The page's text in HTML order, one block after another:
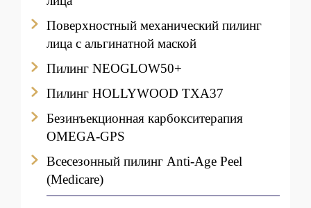
Поверхностный механический пилинг
лица с альгинатной маской
Пилинг NEOGLOW50+
Пилинг HOLLYWOOD TXA37
Безинъекционная карбокситерапия
OMEGA-GPS
Всесезонный пилинг Anti-Age Peel
(Medicare)